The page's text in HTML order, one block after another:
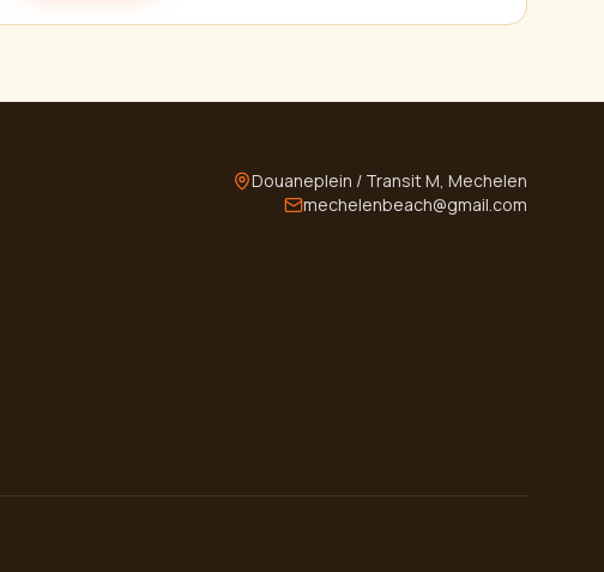
Douaneplein / Transit M, Mechelen
mechelenbeach@gmail.com